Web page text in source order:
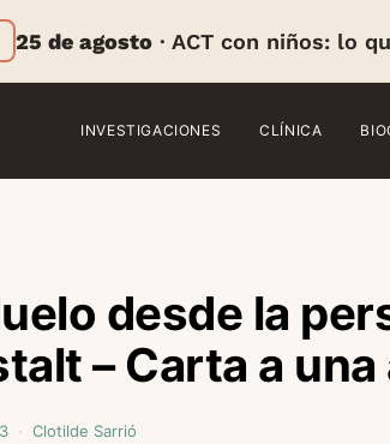
25 de agosto · ACT con niños: lo
INVESTIGACIONES CLÍNICA
desde la
– Carta a
Clotilde Sarrió